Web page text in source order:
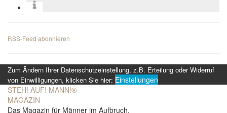
RSS-Feed abonnieren
Zum Ändern Ihrer Datenschutzeinstellung, z.B. Erteilung oder Widerruf
von Einwilligungen, klicken Sie hier: Einstellungen
STEH! AUF! MANN!®
MAGAZIN
Das Magazin für Männer im Aufbruch.